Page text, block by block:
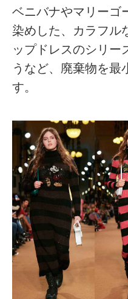
ベニバナやマリーゴ
染めした、カラフル
ップドレスのシリー
うなど、廃棄物を最
す。